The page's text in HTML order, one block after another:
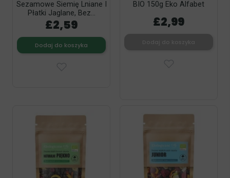
Sezamowe Siemię Lniane I
Płatki Jaglane, Bez...
£2,59
Dodaj do koszyka
BIO 150g Eko Alfabet
£2,99